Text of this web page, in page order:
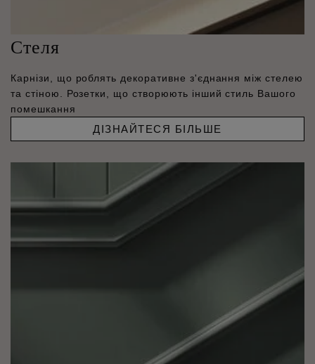
Стеля
Карнізи, що роблять декоративне з'єднання між стелею
та стіною. Розетки, що створюють інший стиль Вашого
помешкання
ДІЗНАЙТЕСЯ БІЛЬШЕ